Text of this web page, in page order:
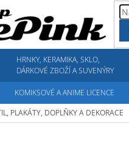
HRNKY, KERAMIKA, SKLO,
DÁRKOVÉ ZBOŽÍ A SUVENÝRY
KOMIKSOVÉ A ANIME LICENCE
PLAKÁTY, DOPLŇKY A DEKORACE